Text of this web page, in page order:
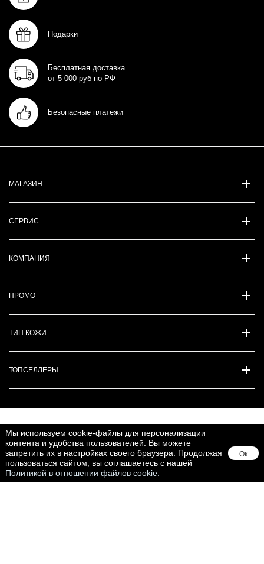
Подарки
Бесплатная доставка
от 5 000 руб по РФ
Безопасные платежи
МАГАЗИН
СЕРВИС
КОМПАНИЯ
ПРОМО
ТИП КОЖИ
ТОПСЕЛЛЕРЫ
ПРИНИМАЕМ К ОПЛАТЕ
Мы используем cookie-файлы для персонализации
контента и удобства пользователей. Вы можете
запретить их в настройках своего браузера. Продолжая
пользоваться сайтом, вы соглашаетесь с нашей
Политикой в отношении файлов cookie.
Ок